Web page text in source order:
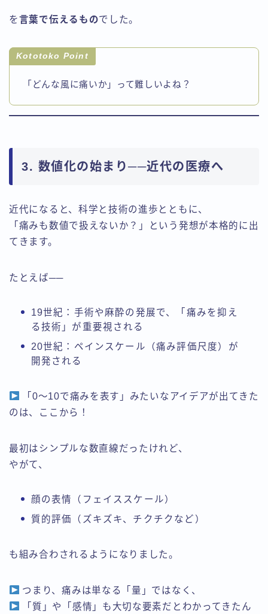
を言葉で伝えるものでした。
Kototoko Point
「どんな風に痛いか」って難しいよね？
3. 数値化の始まり──近代の医療へ
近代になると、科学と技術の進歩とともに、
「痛みも数値で扱えないか？」という発想が本格的に出
てきます。
たとえば──
19世紀：手術や麻酔の発展で、「痛みを抑え
る技術」が重要視される
20世紀：ペインスケール（痛み評価尺度）が
開発される
「0〜10で痛みを表す」みたいなアイデアが出てきた
のは、ここから！
最初はシンプルな数直線だったけれど、
やがて、
顔の表情（フェイススケール）
質的評価（ズキズキ、チクチクなど）
も組み合わされるようになりました。
つまり、痛みは単なる「量」ではなく、
「質」や「感情」も大切な要素だとわかってきたん